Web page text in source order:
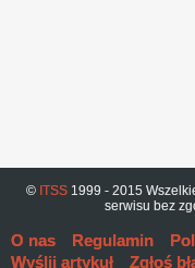
© ITSS 1999 - 2015
serwisu bez
O nas Regulamin
Wyślij artykuł
Zgłoś